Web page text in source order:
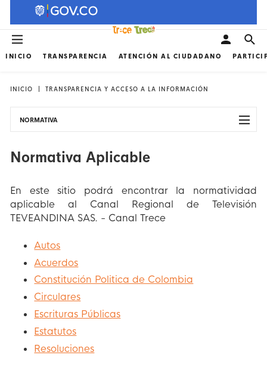
INICIO TRANSPARENCIA ATENCIÓN AL CIUDADANO
INICIO TRANSPARENCIA Y ACCESO A LA INFORMACIÓN
NORMATIVA
Normativa Aplicable
En este sitio podrá encontrar la normatividad
aplicable al Canal Regional de Televisión
TEVEANDINA SAS. - Canal Trece
Autos
Acuerdos
Constitución Politica de Colombia
Circulares
Escrituras Públicas
Estatutos
Resoluciones